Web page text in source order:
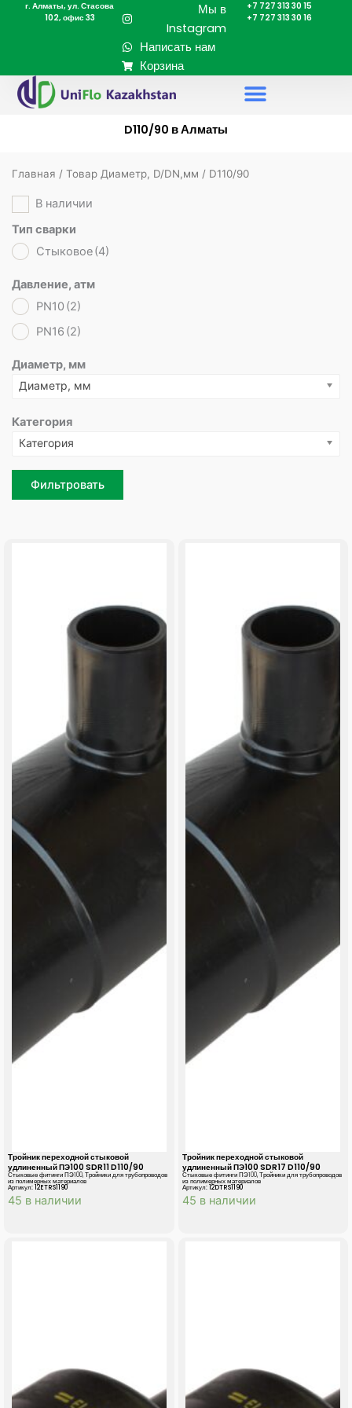
Перейтиг. Алматы, ул. Стасова
102, офис 33
Мы в
Instagram
Написать нам
Корзина
+7 727 313 30 15
+7 727 313 30 16
D110/90 в Алматы
Главная / Товар Диаметр, D/DN,мм / D110/90
В наличии
Тип сварки
Стыковое(4)
Давление, атм
PN10(2)
PN16 (2)
Диаметр, мм
Диаметр, мм
Категория
Категория
Фильтровать
Тройник переходной стыковой
удлиненный ПЭ100 SDR11 D110/90
Стыковые фитинги ПЭ100,Тройники для трубопроводов
из полимерных материалов
Артикул: 12ETRS1190
45 в наличии
Тройник переходной стыковой
удлиненный ПЭ100 SDR17 D110/90
Стыковые фитинги ПЭ100,Тройники для трубопроводов
из полимерных материалов
Артикул: 12DTRS1190
45 в наличии